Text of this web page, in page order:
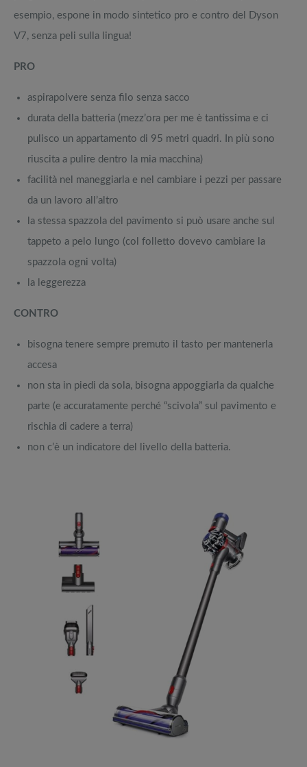
esempio, espone in modo sintetico pro e contro del Dyson
V7, senza peli sulla lingua!
PRO
aspirapolvere senza filo senza sacco
durata della batteria (mezz’ora per me è tantissima e ci
pulisco un appartamento di 95 metri quadri. In più sono
riuscita a pulire dentro la mia macchina)
facilità nel maneggiarla e nel cambiare i pezzi per passare
da un lavoro all’altro
la stessa spazzola del pavimento si può usare anche sul
tappeto a pelo lungo (col folletto dovevo cambiare la
spazzola ogni volta)
la leggerezza
CONTRO
bisogna tenere sempre premuto il tasto per mantenerla
accesa
non sta in piedi da sola, bisogna appoggiarla da qualche
parte (e accuratamente perché “scivola” sul pavimento e
rischia di cadere a terra)
non c’è un indicatore del livello della batteria.